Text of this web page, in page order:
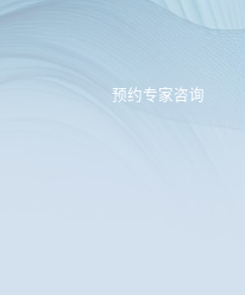
预约专家咨询